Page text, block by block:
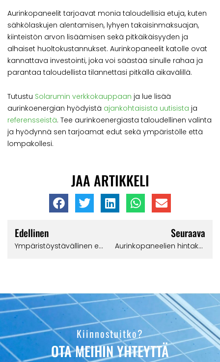
Aurinkopaneelit tarjoavat monia taloudellisia etuja, kuten
sähkölaskujen alentamisen, lyhyen takaisinmaksuajan,
kiinteistön arvon lisäämisen sekä pitkäikäisyyden ja
alhaiset huoltokustannukset. Aurinkopaneelit katolle ovat
kannattava investointi, joka voi säästää sinulle rahaa ja
parantaa taloudellista tilannettasi pitkällä aikavälillä.
Tutustu Solarumin verkkokauppaan ja lue lisää
aurinkoenergian hyödyistä ajankohtaisista uutisista ja
referensseistä. Tee aurinkoenergiasta taloudellinen valinta
ja hyödynnä sen tarjoamat edut sekä ympäristölle että
lompakollesi.
JAA ARTIKKELI
Edellinen
Ympäristöystävällinen energia: Miten aurinkopaneelit katolla vähentävät hiilijalanjälkeäsi?
Seuraava
Aurinkopaneelien hintakehitys
Kiinnostuitko?
OTA MEIHIN YHTEYTTÄ